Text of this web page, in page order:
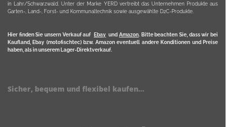
in Lahr/Schwarzwald. Unter der Marke YERD vertreibt das Unternehmen Produkte aus
Garten-, Land-, Forst- und Kommunaltechnik sowie ausgewählte D2C-Produkte.
Hier finden Sie unsern Verkauf auf Ebayund Amazon. Bitte beachten Sie, dass wir bei
Kaufland, Ebay (motofischtec) bzw. Amazon eventuell andere Konditionen und Preise
haben, als in unserem Lager-Direktverkauf.
Sicher, bequem und flexibel kaufen...